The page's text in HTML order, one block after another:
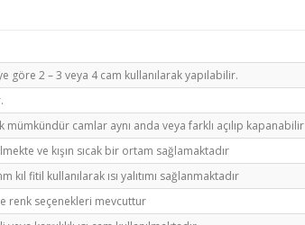
göre 2 – 3 veya 4 cam kullanılarak yapılabilir.
camlar aynı anda veya farklı açılıp kapanabilir
ve kışın sıcak bir ortam sağlamaktadır
kıl fitil kullanılarak ısı yalıtımı sağlanmaktadır
renk seçenekleri mevcuttur